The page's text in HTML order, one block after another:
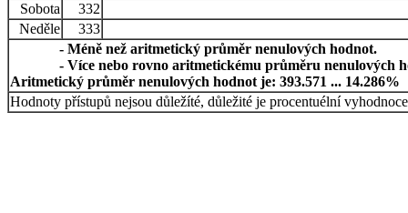
Sobota
332
Neděle
333
- Méně než aritmetický průměr nenulových hodnot.
- Více nebo rovno aritmetickému průměru nenulových
Aritmetický průměr nenulových hodnot je: 393.571 ... 14.286%
Hodnoty přístupů nejsou důležíté, důležité je procentuélní